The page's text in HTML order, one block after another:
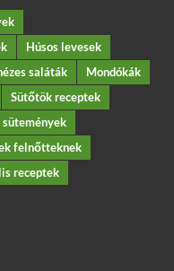
Húsos levesek
saláták
Mondókák
Sütőtök receptek
sütemények
felnőtteknek
receptek